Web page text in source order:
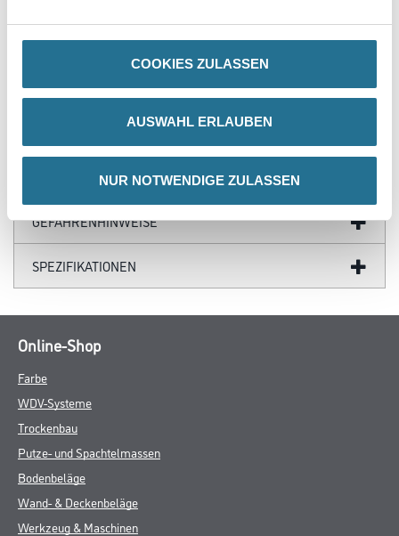
COOKIES ZULASSEN
AUSWAHL ERLAUBEN
NUR NOTWENDIGE ZULASSEN
- Geringe Staubentwicklung
ZUSATZINFOS
GEFAHRENHINWEISE
SPEZIFIKATIONEN
Online-Shop
Farbe
WDV-Systeme
Trockenbau
Putze- und Spachtelmassen
Bodenbeläge
Wand- & Deckenbeläge
Werkzeug & Maschinen